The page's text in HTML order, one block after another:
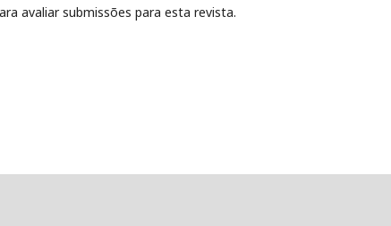
avaliar submissões para esta revista.